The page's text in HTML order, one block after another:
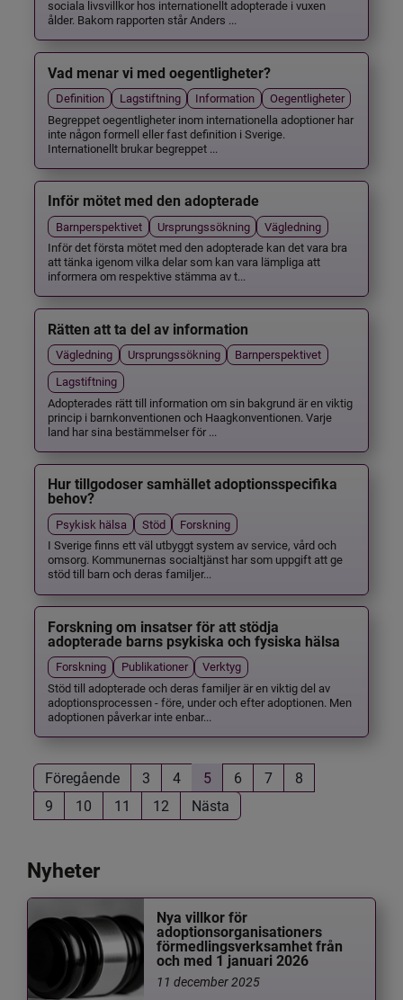
sociala livsvillkor hos internationellt adopterade i vuxen
ålder. Bakom rapporten står Anders ...
Vad menar vi med oegentligheter?
Definition Lagstiftning Information
Oegentligheter
Begreppet oegentligheter inom internationella adoptioner har
inte någon formell eller fast definition i Sverige.
Internationellt brukar begreppet ...
Inför mötet med den adopterade
Barnperspektivet Ursprungssökning
Vägledning
Inför det första mötet med den adopterade kan det vara bra
att tänka igenom vilka delar som kan vara lämpliga att
informera om respektive stämma av t...
Rätten att ta del av information
Vägledning Ursprungssökning
Barnperspektivet
Lagstiftning
Adopterades rätt till information om sin bakgrund är en viktig
princip i barnkonventionen och Haagkonventionen. Varje
land har sina bestämmelser för ...
Hur tillgodoser samhället adoptionsspecifika
behov?
Psykisk hälsa Stöd
Forskning
I Sverige finns ett väl utbyggt system av service, vård och
omsorg. Kommunernas socialtjänst har som uppgift att ge
stöd till barn och deras familjer...
Forskning om insatser för att stödja
adopterade barns psykiska och fysiska hälsa
Forskning Publikationer
Verktyg
Stöd till adopterade och deras familjer är en viktig del av
adoptionsprocessen - före, under och efter adoptionen. Men
adoptionen påverkar inte enbar...
Föregående 3 4 5 6 7
8
9
10 11 12 Nästa
Nyheter
Nya villkor för
adoptionsorganisationers
förmedlingsverksamhet från
och med 1 januari 2026
11 december 2025